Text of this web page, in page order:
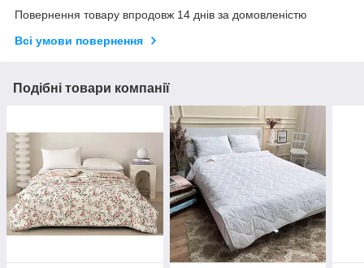
Повернення товару впродовж 14 днів за домовленістю
Всі умови повернення
Подібні товари компанії